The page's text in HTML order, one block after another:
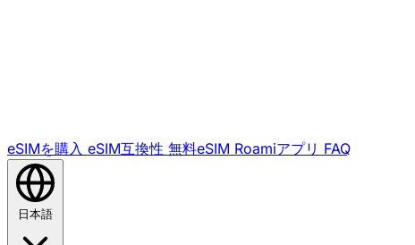
eSIMを購入 eSIM互換性 無料eSIM Roamiアプリ FAQ
日本語